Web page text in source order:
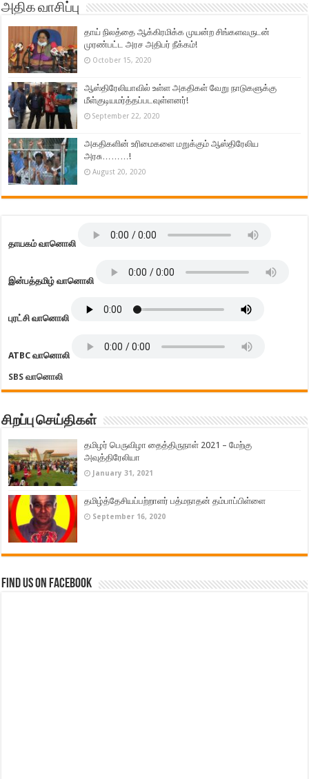
அதிக வாசிப்பு
தாய் நிலத்தை ஆக்கிரமிக்க முயன்ற சிங்களவருடன்
முரண்பட்ட அரச அதிபர் நீக்கம்!
October 15, 2020
ஆஸ்திரேலியாவில் உள்ள அகதிகள் வேறு நாடுகளுக்கு
மீள்குடியமர்த்தப்படவுள்ளனர்!
September 22, 2020
அகதிகளின் உரிமைகளை மறுக்கும் ஆஸ்திரேலிய
அரசு………!
August 20, 2020
தாயகம் வானொலி
இன்பத்தமிழ் வானொலி
புரட்சி வானொலி
ATBC வானொலி
SBS வானொலி
சிறப்பு செய்திகள்
தமிழர் பெருவிழா தைத்திருநாள் 2021 – மேற்கு
அவுத்திரேலியா
January 31, 2021
தமிழ்த்தேசியப்பற்றாளர் பத்மநாதன் தம்பாப்பிள்ளை
September 16, 2020
Find us on Facebook